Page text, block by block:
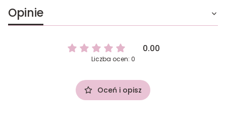
Opinie
0.00
Liczba ocen: 0
Oceń i opisz